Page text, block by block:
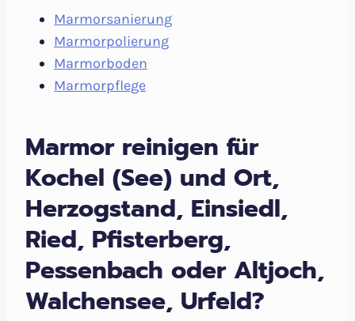
Marmorsanierung
Marmorpolierung
Marmorboden
Marmorpflege
Marmor reinigen für
Kochel (See) und Ort,
Herzogstand, Einsiedl,
Ried, Pfisterberg,
Pessenbach oder Altjoch,
Walchensee, Urfeld?